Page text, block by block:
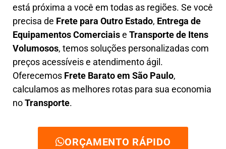
está próxima a você em todas as regiões. Se você
precisa de Frete para Outro Estado, Entrega de
Equipamentos Comerciaise Transporte de Itens
Volumosos, temos soluções personalizadas com
preços acessíveis e atendimento ágil .
Oferecemos Frete Baratoem São Paulo,
calculamos as melhores rotas para sua economia
noTransporte.
ORÇAMENTO RÁPIDO